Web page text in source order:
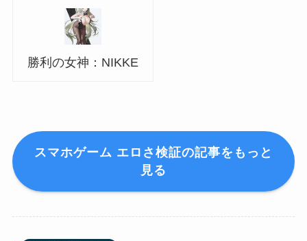
勝利の女神：NIKKE
スマホゲーム エロさ検証の記事をもっと
見る